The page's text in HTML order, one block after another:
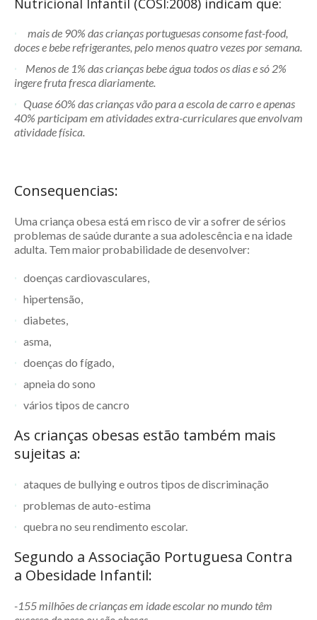
Nutricional Infantil (COSI:2008) indicam que:
mais de 90% das crianças portuguesas consome fast-food,
doces e bebe refrigerantes, pelo menos quatro vezes por semana.
Menos de 1% das crianças bebe água todos os dias e só 2%
ingere fruta fresca diariamente.
Quase 60% das crianças vão para a escola de carro e apenas
40% participam em atividades extra-curriculares que envolvam
atividade física.
Consequencias:
Uma criança obesa está em risco de vir a sofrer de sérios
problemas de saúde durante a sua adolescência e na idade
adulta. Tem maior probabilidade de desenvolver:
doenças cardiovasculares,
hipertensão,
diabetes,
asma,
doenças do fígado,
apneia do sono
vários tipos de cancro
As crianças obesas estão também mais
sujeitas a:
ataques de bullying e outros tipos de discriminação
problemas de auto-estima
quebra no seu rendimento escolar.
Segundo a Associação Portuguesa Contra
a Obesidade Infantil:
-155 milhões de crianças em idade escolar no mundo têm